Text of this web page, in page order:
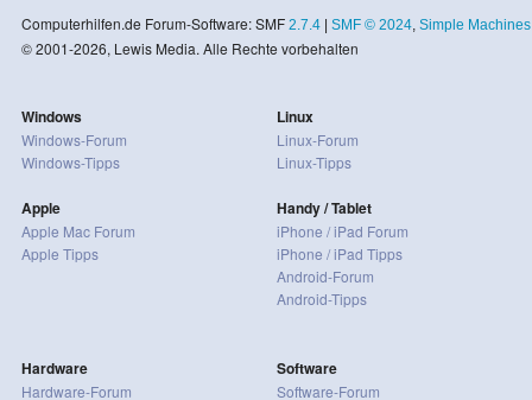
Computerhilfen.de Forum-Software: SMF 2.7.4| SMF © 2024, Simple Machines
© 2001-2026, Lewis Media. Alle Rechte vorbehalten
Windows
Windows-Forum
Windows-Tipps
Apple
Apple Mac Forum
Apple Tipps
Linux
Linux-Forum
Linux-Tipps
Handy / Tablet
iPhone / iPad Forum
iPhone / iPad Tipps
Android-Forum
Android-Tipps
Hardware
Hardware-Forum
Software
Software-Forum